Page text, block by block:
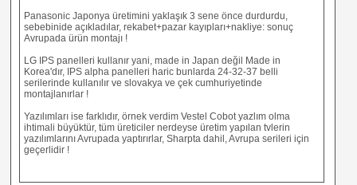
Panasonic Japonya üretimini yaklaşık 3 sene önce durdurdu,
sebebinide açıkladılar, rekabet+pazar kayıpları+nakliye: sonuç
Avrupada ürün montajı !
LG IPS panelleri kullanır yani, made in Japan değil Made in
Korea'dır, IPS alpha panelleri haric bunlarda 24-32-37 belli
serilerinde kullanılır ve slovakya ve çek cumhuriyetinde
montajlanırlar !
Yazılımları ise farklıdır, örnek verdim Vestel Cobot yazlım olma
ihtimali büyüktür, tüm üreticiler nerdeyse üretim yapılan tvlerin
yazılımlarını Avrupada yaptırırlar, Sharpta dahil, Avrupa serileri için
geçerlidir !